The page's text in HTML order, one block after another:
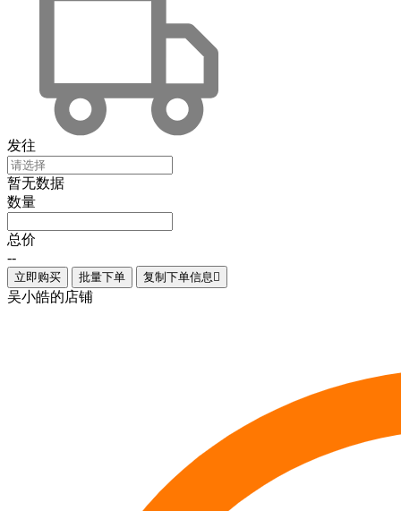
发往
暂无数据
数量
总价
--
立即购买 批量下单 复制下单信息 
吴小皓的店铺